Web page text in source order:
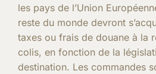
les pays de l’Union
reste du monde devront
taxes ou frais de douane à la
colis, en fonction de la
destination. Les commandes